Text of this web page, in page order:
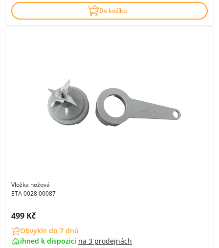
Do košíku
Vložka nožová
ETA 0028 00087
Cena s DPH:
499 Kč
Obvykle do 7 dnů
ihned k dispozici na 3 prodejnách